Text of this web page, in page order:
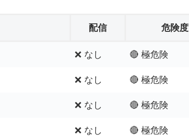
配信 危険度
❌ なし 🔴 極危険
❌ なし 🔴 極危険
❌ なし 🔴 極危険
❌ なし 🔴 極危険